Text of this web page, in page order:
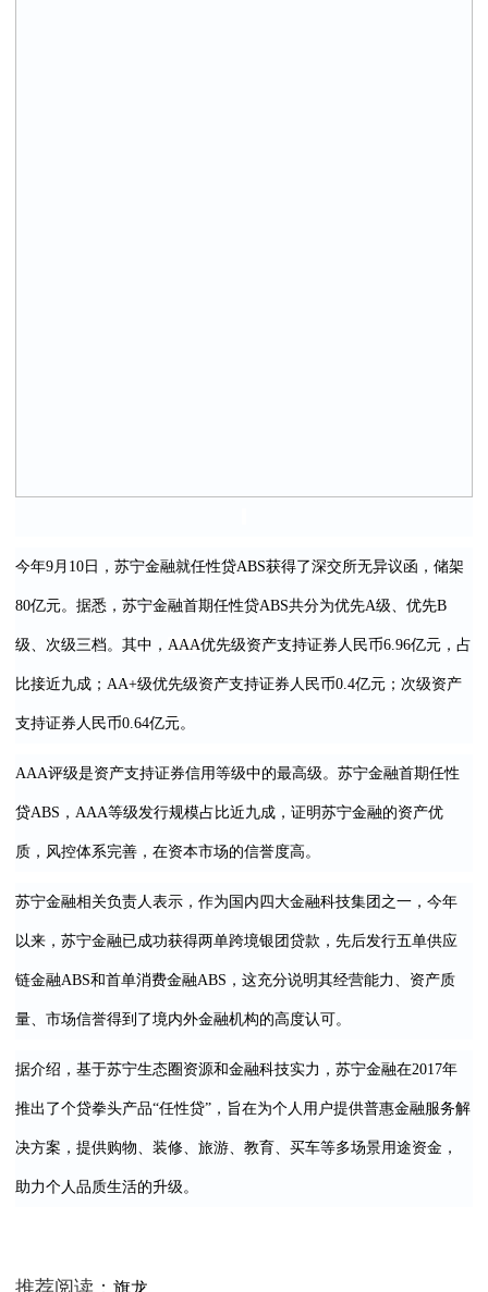
今年9月10日，苏宁金融就任性贷ABS获得了深交所无异议函，储架
80亿元。据悉，苏宁金融首期任性贷ABS共分为优先A级、优先B
级、次级三档。其中，AAA优先级资产支持证券人民币6.96亿元，占
比接近九成；AA+级优先级资产支持证券人民币0.4亿元；次级资产
支持证券人民币0.64亿元。
AAA评级是资产支持证券信用等级中的最高级。苏宁金融首期任性
贷ABS，AAA等级发行规模占比近九成，证明苏宁金融的资产优
质，风控体系完善，在资本市场的信誉度高。
苏宁金融相关负责人表示，作为国内四大金融科技集团之一，今年
以来，苏宁金融已成功获得两单跨境银团贷款，先后发行五单供应
链金融ABS和首单消费金融ABS，这充分说明其经营能力、资产质
量、市场信誉得到了境内外金融机构的高度认可。
据介绍，基于苏宁生态圈资源和金融科技实力，苏宁金融在2017年
推出了个贷拳头产品“任性贷”，旨在为个人用户提供普惠金融服务解
决方案，提供购物、装修、旅游、教育、买车等多场景用途资金，
助力个人品质生活的升级。
推荐阅读：旗龙